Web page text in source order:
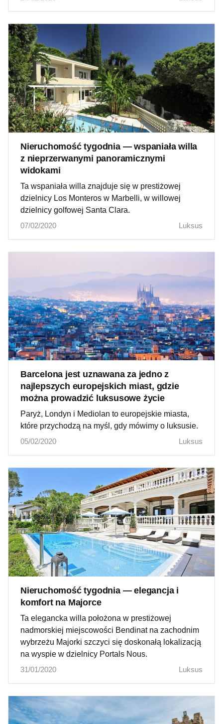
Nieruchomość tygodnia — wspaniała willa
z nieprzerwanymi panoramicznymi
widokami
Ta wspaniała willa znajduje się w prestiżowej
dzielnicy Los Monteros w Marbelli, w willowej
dzielnicy golfowej Santa Clara.
07/02/2020
Luksus
Barcelona jest uznawana za jedno z
najlepszych europejskich miast, gdzie
można prowadzić luksusowe życie
Paryż, Londyn i Mediolan to europejskie miasta,
które przychodzą na myśl, gdy mówimy o luksusie.
05/02/2020
Luksus
Nieruchomość tygodnia — elegancja i
komfort na Majorce
Ta elegancka willa położona w prestiżowej
nadmorskiej miejscowości Bendinat na zachodnim
wybrzeżu Majorki szczyci się doskonałą lokalizacją
na wyspie w dzielnicy Portals Nous.
31/01/2020
Luksus